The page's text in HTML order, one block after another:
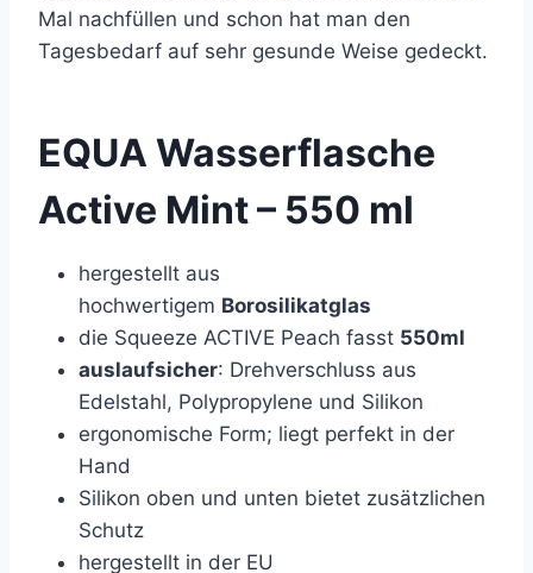
Mal nachfüllen und schon hat man den
Tagesbedarf auf sehr gesunde Weise gedeckt.
EQUA Wasserflasche
Active Mint – 550 ml
hergestellt aus
hochwertigem Borosilikatglas
die Squeeze ACTIVE Peach fasst 550ml
auslaufsicher: Drehverschluss aus
Edelstahl, Polypropylene und Silikon
ergonomische Form; liegt perfekt in der
Hand
Silikon oben und unten bietet zusätzlichen
Schutz
hergestellt in der EU